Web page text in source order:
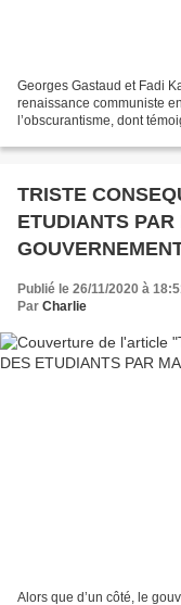
Georges Gastaud et Fadi
renaissance communiste
l’obscurantisme, dont
TRISTE
ETUDIANTS
Publié le 26/11/2020 à
Par Charlie
Alors que d’un côté, le